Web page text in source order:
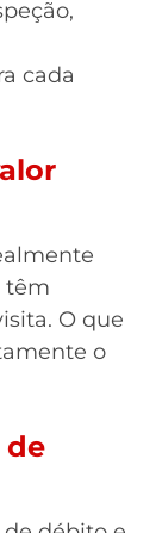
cada
têm
O que
o
de